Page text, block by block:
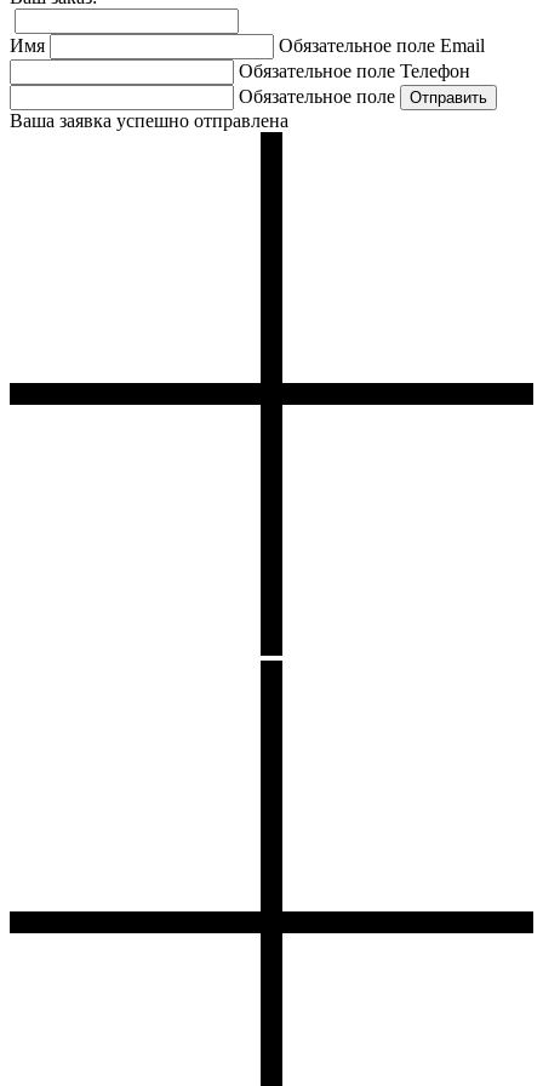
Имя Обязательное поле Email
Обязательное поле Телефон
Обязательное поле
Ваша заявка успешно отправлена